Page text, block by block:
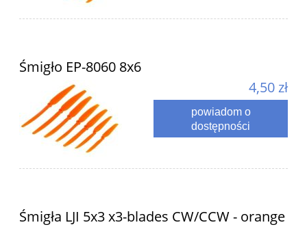
Śmigło EP-8060 8x6
4,50 zł
powiadom o
dostępności
Śmigła LJI 5x3 x3-blades CW/CCW - orange